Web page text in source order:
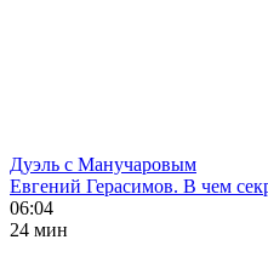
Дуэль с Манучаровым
Евгений Герасимов. В чем
06:04
24 мин